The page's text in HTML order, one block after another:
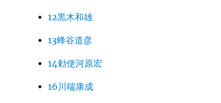
12黒木和雄
13蜂谷道彦
14勅使河原宏
16川端康成